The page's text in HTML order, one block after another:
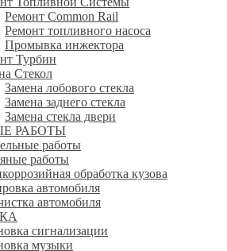
Ремонт Common Rail
Ремонт топливного насоса
Промывка инжектора
Турбин
Стекол
Замена лобового стекла
Замена заднего стекла
Замена стекла двери
РАБОТЫ
работы
работы
обработка кузова
автомобиля
автомобиля
сигнализации
музыки